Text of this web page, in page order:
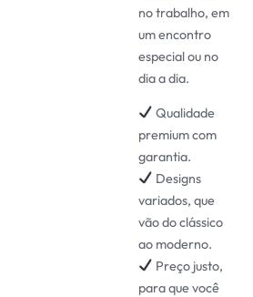
no trabalho, em
um encontro
especial ou no
dia a dia.
Qualidade
premium com
garantia.
Designs
variados, que
vão do clássico
ao moderno.
Preço justo,
para que você